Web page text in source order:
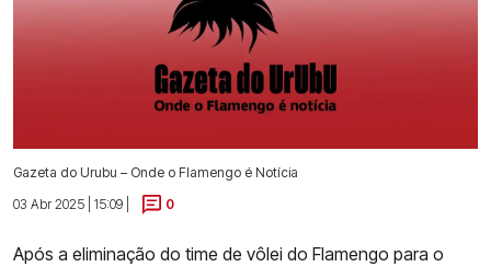
Gazeta do Urubu – Onde o Flamengo é Notícia
03 Abr 2025 | 15:09 |
0
Após a eliminação do time de vôlei do Flamengo para o